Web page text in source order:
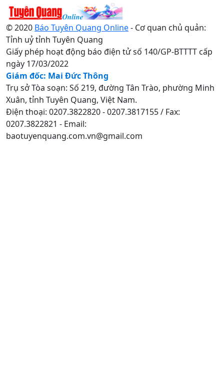
© 2020 Báo Tuyên Quang Online- Cơ quan chủ quản:
Tỉnh uỷ tỉnh Tuyên Quang
Giấy phép hoạt động báo điện tử số 140/GP-BTTTT cấp
ngày 17/03/2022
Giám đốc: Mai Đức Thông
Trụ sở Tòa soạn: Số 219, đường Tân Trào, phường Minh
Xuân, tỉnh Tuyên Quang, Việt Nam.
Điện thoại: 0207.3822820 - 0207.3817155 / Fax:
0207.3822821 - Email:
baotuyenquang.com.vn@gmail.com